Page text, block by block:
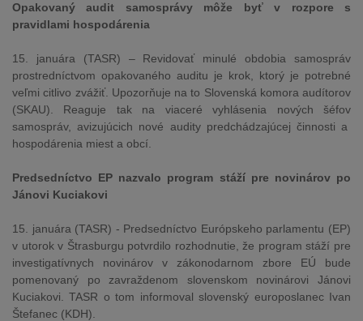
Opakovaný audit samosprávy môže byť v rozpore s
pravidlami hospodárenia
15. januára (TASR) – Revidovať minulé obdobia samospráv
prostredníctvom opakovaného auditu je krok, ktorý je potrebné
veľmi citlivo zvážiť. Upozorňuje na to Slovenská komora audítorov
(SKAU). Reaguje tak na viaceré vyhlásenia nových šéfov
samospráv, avizujúcich nové audity predchádzajúcej činnosti a
hospodárenia miest a obcí.
Predsedníctvo EP nazvalo program stáží pre novinárov po
Jánovi Kuciakovi
15. januára (TASR) - Predsedníctvo Európskeho parlamentu (EP)
v utorok v Štrasburgu potvrdilo rozhodnutie, že program stáží pre
investigatívnych novinárov v zákonodarnom zbore EÚ bude
pomenovaný po zavraždenom slovenskom novinárovi Jánovi
Kuciakovi. TASR o tom informoval slovenský europoslanec Ivan
Štefanec (KDH).